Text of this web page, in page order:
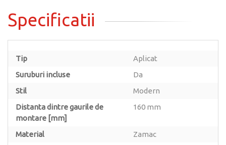
Specificatii
Tip
Aplicat
Suruburi incluse
Da
Stil
Modern
Distanta dintre gaurile de
montare [mm]
160 mm
Material
Zamac